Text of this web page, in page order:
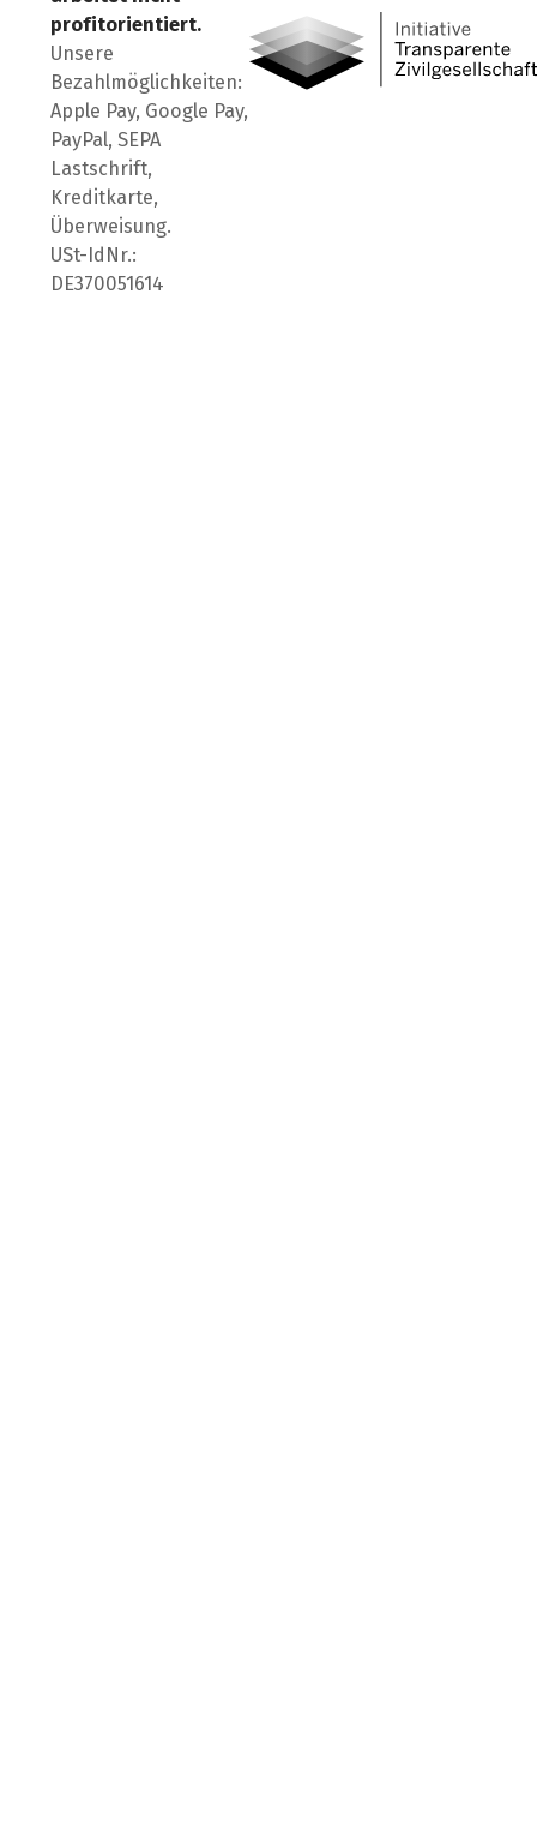
profitorientiert.
Unsere
Bezahlmöglichkeiten:
Apple Pay, Google Pay,
PayPal, SEPA
Lastschrift,
Kreditkarte,
Überweisung.
USt-IdNr.:
DE370051614